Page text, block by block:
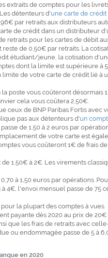
extraits de comptes pour les
détenteurs d'une carte de crédit
par retraits aux distributeurs
de crédit dans un distributeur
retraits pour les cartes de débit
de 0,50€ par retraits. La
étudiant/jeune, la cotisation
dont la limite est supérieure à
limite de votre carte de crédit lié à
la poste vous coûteront désormais
cela vous coûtera 2,50€.
ceux de BNP Paribas Fortis avec
pas aux détenteurs d'un
de 1,50 à 2 euros par
de votre carte est
vous coûteront 1€ de frais
1,50€ à 2€. Les virements
à 1,50 euros par opérations.
4€, l'envoi mensuel passe de 75
la plupart des comptes à vues.
payante dès 2020 au prix de
que les frais de retraits avec
ou endommagée passe de 5 à
en 2020